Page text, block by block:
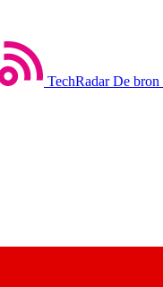
TechRadar De bron